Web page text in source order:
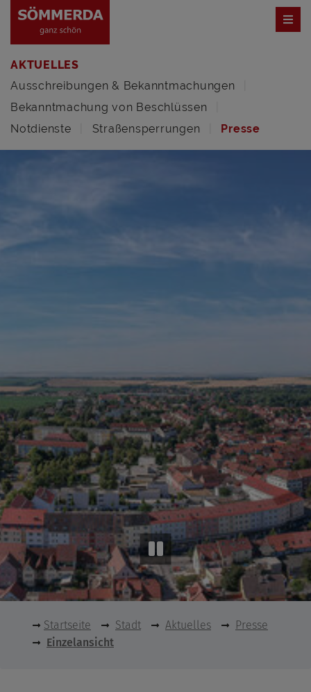
AKTUELLES
Ausschreibungen & Bekanntmachungen
Bekanntmachung von Beschlüssen
Notdienste
Straßensperrungen Presse
Startseite Stadt Aktuelles
Presse
Einzelansicht